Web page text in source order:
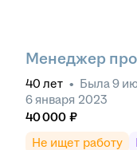
Менеджер
40 лет • Была9
6 января 2023
40 000 ₽
Не ищет работу